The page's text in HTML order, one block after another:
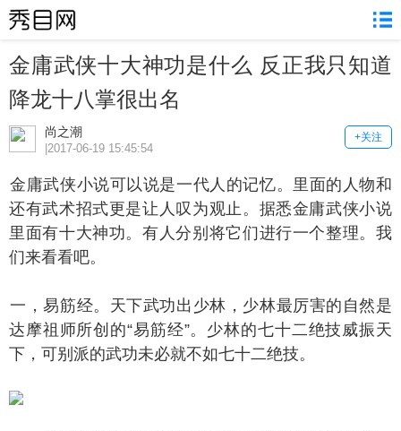
金庸武侠十大神功是什么 反正我只知道
降龙十八掌很出名
尚之潮 +关注
|2017-06-19 15:45:54
武侠小说可以说是一代人的记忆。里面的人物和
还有武术招式更是让人叹为观止。据悉金庸武侠小说
里面有十大神功。有人分别将它们进行一个整理。我
们来看看吧。
易筋经。天下武功出少林，少林最厉害的自然是
达摩祖师所创的“易筋经”。少林的七十二绝技威振天
下，可别派的武功未必就不如七十二绝技。